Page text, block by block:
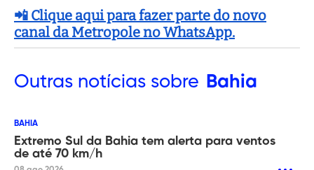
📲 Clique aqui para fazer parte do novo
canal da Metropole no WhatsApp.
Outras notícias sobre Bahia
BAHIA
Extremo Sul da Bahia tem alerta para ventos
de até 70 km/h